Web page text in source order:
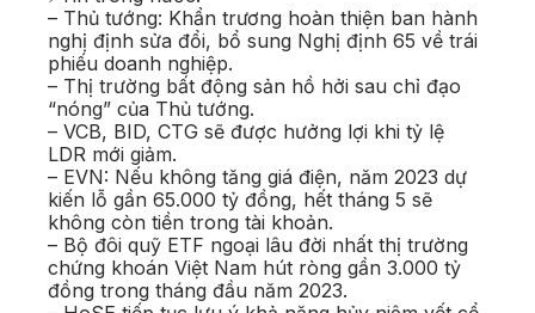
– Thủ tướng: Khẩn trương hoàn thiện ban hành
nghị định sửa đổi, bổ sung Nghị định 65 về trái
phiếu doanh nghiệp.
– Thị trường bất động sản hồ hởi sau chỉ đạo
“nóng” của Thủ tướng.
– VCB, BID, CTG sẽ được hưởng lợi khi tỷ lệ
LDR mới giảm.
– EVN: Nếu không tăng giá điện, năm 2023 dự
kiến lỗ gần 65.000 tỷ đồng, hết tháng 5 sẽ
không còn tiền trong tài khoản.
– Bộ đôi quỹ ETF ngoại lâu đời nhất thị trường
chứng khoán Việt Nam hút ròng gần 3.000 tỷ
đồng trong tháng đầu năm 2023.